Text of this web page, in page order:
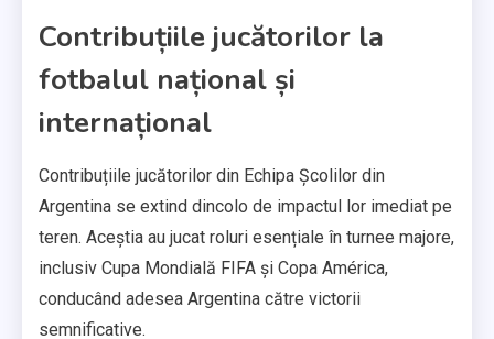
Contribuțiile jucătorilor la
fotbalul național și
internațional
Contribuțiile jucătorilor din Echipa Școlilor din
Argentina se extind dincolo de impactul lor imediat pe
teren. Aceștia au jucat roluri esențiale în turnee majore,
inclusiv Cupa Mondială FIFA și Copa América,
conducând adesea Argentina către victorii
semnificative.